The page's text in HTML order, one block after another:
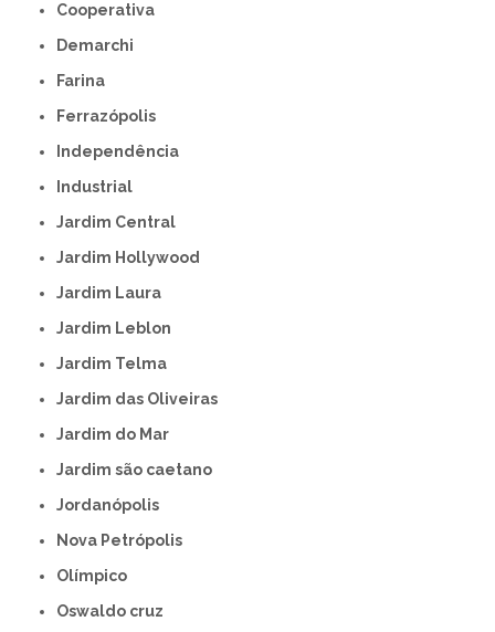
Cooperativa
Demarchi
Farina
Ferrazópolis
Independência
Industrial
Jardim Central
Jardim Hollywood
Jardim Laura
Jardim Leblon
Jardim Telma
Jardim das Oliveiras
Jardim do Mar
Jardim são caetano
Jordanópolis
Nova Petrópolis
Olímpico
Oswaldo cruz